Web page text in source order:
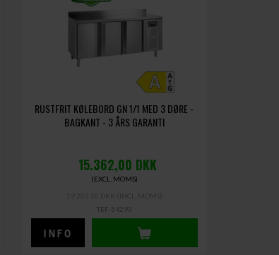
RUSTFRIT KØLEBORD GN 1/1 MED 3 DØRE -
BAGKANT - 3 ÅRS GARANTI
15.362,00 DKK
(EXCL. MOMS)
TEF-54293